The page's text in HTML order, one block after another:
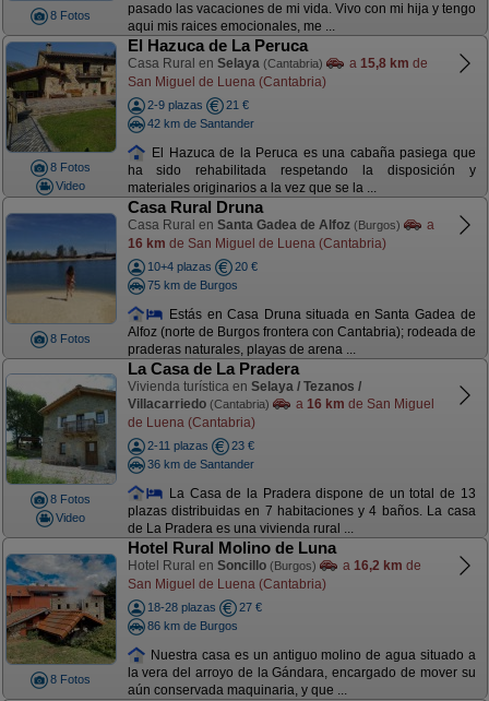
8 Fotos
pasado las vacaciones de mi vida. Vivo con mi hija y tengo
aqui mis raices emocionales, me ...
8 Fotos
Video
El Hazuca de La Peruca
Casa Rural en Selaya (Cantabria) a 15,8 km de
San Miguel de Luena (Cantabria)
2-9 plazas
21 €
42 km de Santander
El Hazuca de la Peruca es una cabaña pasiega que
ha sido rehabilitada respetando la disposición y
materiales originarios a la vez que se la ...
8 Fotos
Casa Rural Druna
Casa Rural en Santa Gadea de Alfoz (Burgos)
a
16 km de San Miguel de Luena (Cantabria)
10+4 plazas
20 €
75 km de Burgos
Estás en Casa Druna situada en Santa Gadea de
Alfoz (norte de Burgos frontera con Cantabria); rodeada de
praderas naturales, playas de arena ...
8 Fotos
Video
La Casa de La Pradera
Vivienda turística en Selaya / Tezanos /
Villacarriedo (Cantabria) a 16 km de San Miguel
de Luena (Cantabria)
2-11 plazas
23 €
36 km de Santander
La Casa de la Pradera dispone de un total de 13
plazas distribuidas en 7 habitaciones y 4 baños. La casa
de La Pradera es una vivienda rural ...
8 Fotos
Hotel Rural Molino de Luna
Hotel Rural en Soncillo (Burgos) a 16,2 km de
San Miguel de Luena (Cantabria)
18-28 plazas
27 €
86 km de Burgos
Nuestra casa es un antiguo molino de agua situado a
la vera del arroyo de la Gándara, encargado de mover su
aún conservada maquinaria, y que ...